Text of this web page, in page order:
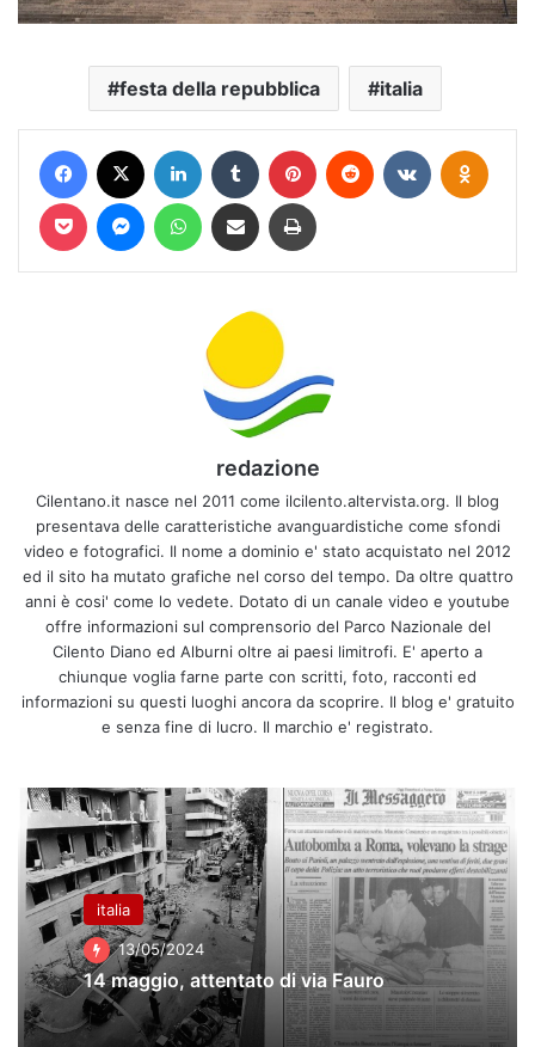
festa della repubblica italia
Facebook LinkedIn Tumblr Pinterest Reddit VKontakte
Pocket MessengerWhatsAppCondividi via mail Stampa
redazione
Cilentano.it nasce nel 2011 come ilcilento.altervista.org. Il blog
presentava delle caratteristiche avanguardistiche come sfondi
video e fotografici. Il nome a dominio e' stato acquistato nel 2012
ed il sito ha mutato grafiche nel corso del tempo. Da oltre quattro
anni è cosi' come lo vedete. Dotato di un canale video e youtube
offre informazioni sul comprensorio del Parco Nazionale del
Cilento Diano ed Alburni oltre ai paesi limitrofi. E' aperto a
chiunque voglia farne parte con scritti, foto, racconti ed
informazioni su questi luoghi ancora da scoprire. Il blog e' gratuito
e senza fine di lucro. Il marchio e' registrato.
italia
13/05/2024
14 maggio, attentato di via Fauro